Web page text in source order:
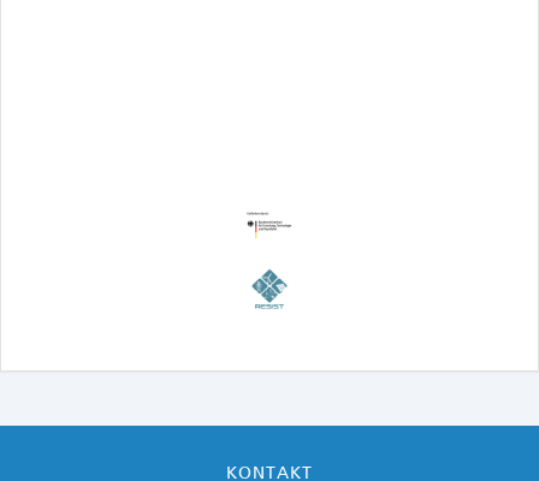
KONTAKT